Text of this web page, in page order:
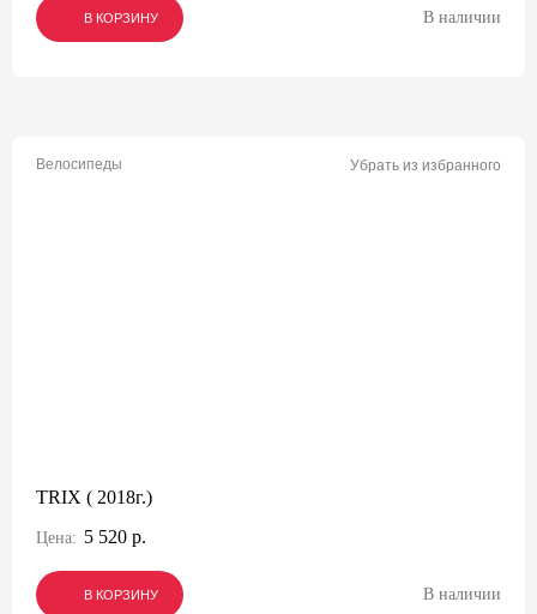
В КОРЗИНУ
В КОРЗИНУ
В КОРЗИНУ В наличии
Велосипеды Убрать из избранного
TRIX ( 2018г.)
Цена: 5 520 р.
В КОРЗИНУ
В КОРЗИНУ
В КОРЗИНУ В наличии